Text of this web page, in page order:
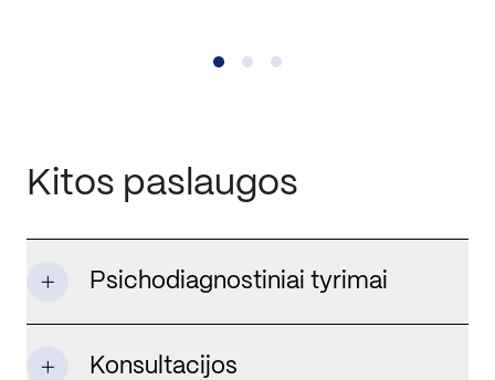
Kitos paslaugos
Psichodiagnostiniai tyrimai
Konsultacijos